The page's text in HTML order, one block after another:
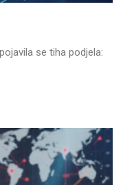
se tiha podjela: